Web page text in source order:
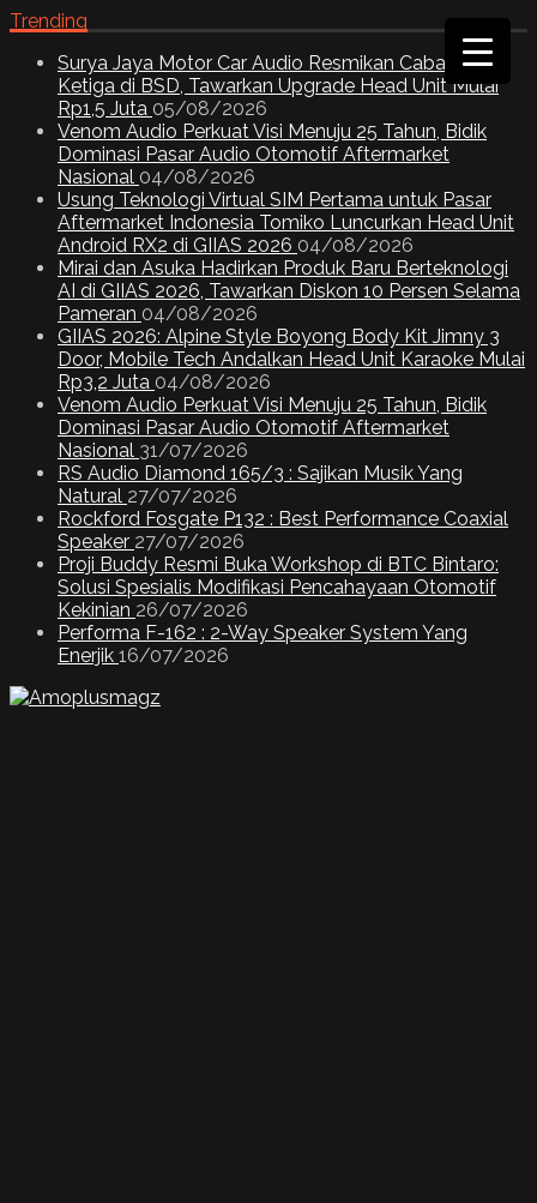
Trending
Surya Jaya Motor Car Audio Resmikan Cabang
Ketiga di BSD, Tawarkan Upgrade Head Unit Mulai
Rp1,5 Juta 05/08/2026
Venom Audio Perkuat Visi Menuju 25 Tahun, Bidik
Dominasi Pasar Audio Otomotif Aftermarket
Nasional 04/08/2026
Usung Teknologi Virtual SIM Pertama untuk Pasar
Aftermarket Indonesia Tomiko Luncurkan Head Unit
Android RX2 di GIIAS 2026 04/08/2026
Mirai dan Asuka Hadirkan Produk Baru Berteknologi
AI di GIIAS 2026, Tawarkan Diskon 10 Persen Selama
Pameran 04/08/2026
GIIAS 2026: Alpine Style Boyong Body Kit Jimny 3
Door, Mobile Tech Andalkan Head Unit Karaoke Mulai
Rp3,2 Juta 04/08/2026
Venom Audio Perkuat Visi Menuju 25 Tahun, Bidik
Dominasi Pasar Audio Otomotif Aftermarket
Nasional 31/07/2026
RS Audio Diamond 165/3 : Sajikan Musik Yang
Natural 27/07/2026
Rockford Fosgate P132 : Best Performance Coaxial
Speaker 27/07/2026
Proji Buddy Resmi Buka Workshop di BTC Bintaro:
Solusi Spesialis Modifikasi Pencahayaan Otomotif
Kekinian 26/07/2026
Performa F-162 : 2-Way Speaker System Yang
Enerjik 16/07/2026